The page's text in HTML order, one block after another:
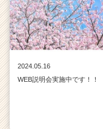
2024.05.16
WEB説明会実施中です！！